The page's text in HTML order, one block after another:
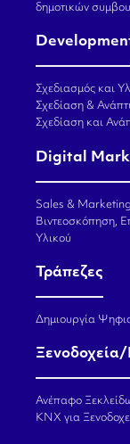
δημοτικών
Σχεδιασμός και
Σχεδίαση &
Σχεδίαση και
Digital
Sales & Marketing
Βιντεοσκόπηση,
Υλικού
Τράπεζες
Δημιουργία
Ξενοδοχεία/
Ανέπαφο
KNX για